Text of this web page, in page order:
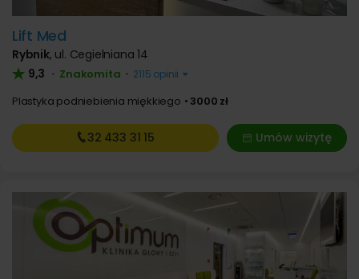
Lift Med
Rybnik, ul. Cegielniana 14
9,3 • Znakomita • 2115 opinii
Plastyka podniebienia miękkiego 3000 zł
Umów wizytę
32 433 31 15